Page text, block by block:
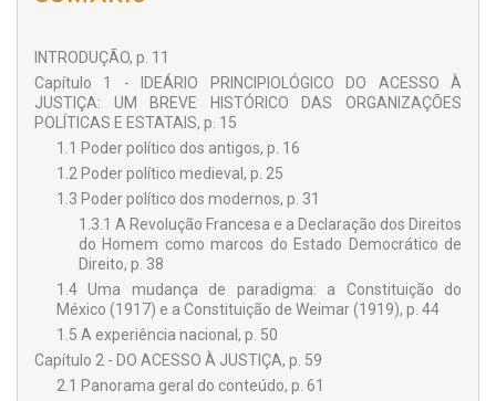
INTRODUÇÃO, p. 11
Capítulo 1 - IDEÁRIO PRINCIPIOLÓGICO DO ACESSO À
JUSTIÇA: UM BREVE HISTÓRICO DAS ORGANIZAÇÕES
POLÍTICAS E ESTATAIS, p. 15
1.1 Poder político dos antigos, p. 16
1.2 Poder político medieval, p. 25
1.3 Poder político dos modernos, p. 31
1.3.1 A Revolução Francesa e a Declaração dos Direitos
do Homem como marcos do Estado Democrático de
Direito, p. 38
1.4 Uma mudança de paradigma: a Constituição do
México (1917) e a Constituição de Weimar (1919), p. 44
1.5 A experiência nacional, p. 50
Capítulo 2 - DO ACESSO À JUSTIÇA, p. 59
2.1 Panorama geral do conteúdo, p. 61